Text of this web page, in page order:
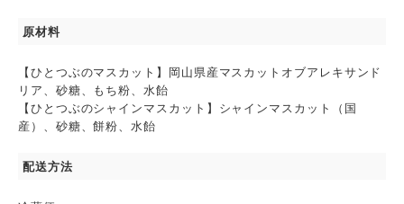
原材料
【ひとつぶのマスカット】岡山県産マスカットオブアレキサンド
リア、砂糖、もち粉、水飴
【ひとつぶのシャインマスカット】シャインマスカット（国
産）、砂糖、餅粉、水飴
配送方法